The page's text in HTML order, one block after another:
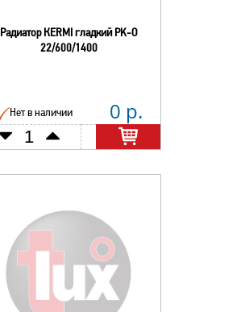
Радиатор КERMI гладкий РK-О
22/600/1400
Нет в наличии 0 р.